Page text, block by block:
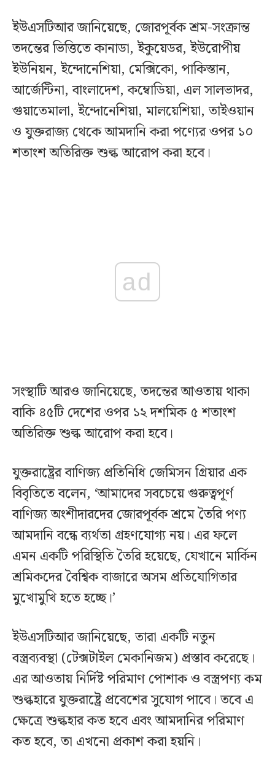
ইউএসটিআর জানিয়েছে, জোরপূর্বক শ্রম-সংক্রান্ত
তদন্তের ভিত্তিতে কানাডা, ইকুয়েডর, ইউরোপীয়
ইউনিয়ন, ইন্দোনেশিয়া, মেক্সিকো, পাকিস্তান,
আর্জেন্টিনা, বাংলাদেশ, কম্বোডিয়া, এল সালভাদর,
গুয়াতেমালা, ইন্দোনেশিয়া, মালয়েশিয়া, তাইওয়ান
ও যুক্তরাজ্য থেকে আমদানি করা পণ্যের ওপর ১০
শতাংশ অতিরিক্ত শুল্ক আরোপ করা হবে।
ad
সংস্থাটি আরও জানিয়েছে, তদন্তের আওতায় থাকা
বাকি ৪৫টি দেশের ওপর ১২ দশমিক ৫ শতাংশ
অতিরিক্ত শুল্ক আরোপ করা হবে।
যুক্তরাষ্ট্রের বাণিজ্য প্রতিনিধি জেমিসন গ্রিয়ার এক
বিবৃতিতে বলেন, ‘আমাদের সবচেয়ে গুরুত্বপূর্ণ
বাণিজ্য অংশীদারদের জোরপূর্বক শ্রমে তৈরি পণ্য
আমদানি বন্ধে ব্যর্থতা গ্রহণযোগ্য নয়। এর ফলে
এমন একটি পরিস্থিতি তৈরি হয়েছে, যেখানে মার্কিন
শ্রমিকদের বৈশ্বিক বাজারে অসম প্রতিযোগিতার
মুখোমুখি হতে হচ্ছে।’
ইউএসটিআর জানিয়েছে, তারা একটি নতুন
বস্ত্রব্যবস্থা (টেক্সটাইল মেকানিজম) প্রস্তাব করেছে।
এর আওতায় নির্দিষ্ট পরিমাণ পোশাক ও বস্ত্রপণ্য কম
শুল্কহারে যুক্তরাষ্ট্রে প্রবেশের সুযোগ পাবে। তবে এ
ক্ষেত্রে শুল্কহার কত হবে এবং আমদানির পরিমাণ
কত হবে, তা এখনো প্রকাশ করা হয়নি।